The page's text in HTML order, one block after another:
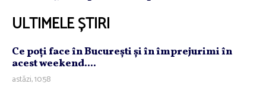
ULTIMELE ȘTIRI
Ce poţi face în Bucureşti şi în împrejurimi în
acest weekend....
astăzi, 10:58